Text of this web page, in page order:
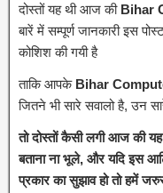
दोस्तों यह थी आज की Bihar
बारें में सम्पूर्ण जानकारी इस
कोशिश की गयी है
ताकि आपकेBihar
जितने भी सारे सवालो है, उन
तो दोस्तों कैसी लगी आज की
बताना ना भूले, और यदि इस
प्रकार का सुझाव हो तो हमें